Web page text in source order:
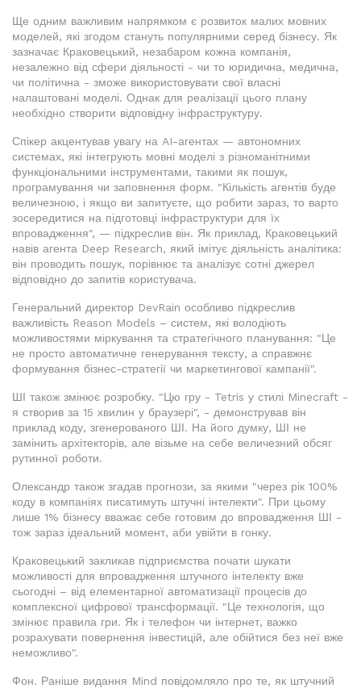
Ще одним важливим напрямком є розвиток малих мовних
моделей, які згодом стануть популярними серед бізнесу. Як
зазначає Краковецький, незабаром кожна компанія,
незалежно від сфери діяльності - чи то юридична, медична,
чи політична - зможе використовувати свої власні
налаштовані моделі. Однак для реалізації цього плану
необхідно створити відповідну інфраструктуру.
Спікер акцентував увагу на AI-агентах — автономних
системах, які інтегрують мовні моделі з різноманітними
функціональними інструментами, такими як пошук,
програмування чи заповнення форм. "Кількість агентів буде
величезною, і якщо ви запитуєте, що робити зараз, то варто
зосередитися на підготовці інфраструктури для їх
впровадження", — підкреслив він. Як приклад, Краковецький
навів агента Deep Research, який імітує діяльність аналітика:
він проводить пошук, порівнює та аналізує сотні джерел
відповідно до запитів користувача.
Генеральний директор DevRain особливо підкреслив
важливість Reason Models – систем, які володіють
можливостями міркування та стратегічного планування: "Це
не просто автоматичне генерування тексту, а справжнє
формування бізнес-стратегії чи маркетингової кампанії".
ШІ також змінює розробку. "Цю гру - Tetris у стилі Minecraft -
я створив за 15 хвилин у браузері", - демонстрував він
приклад коду, згенерованого ШІ. На його думку, ШІ не
замінить архітекторів, але візьме на себе величезний обсяг
рутинної роботи.
Олександр також згадав прогнози, за якими "через рік 100%
коду в компаніях писатимуть штучні інтелекти". При цьому
лише 1% бізнесу вважає себе готовим до впровадження ШІ -
тож зараз ідеальний момент, аби увійти в гонку.
Краковецький закликав підприємства почати шукати
можливості для впровадження штучного інтелекту вже
сьогодні – від елементарної автоматизації процесів до
комплексної цифрової трансформації. "Це технологія, що
змінює правила гри. Як і телефон чи інтернет, важко
розрахувати повернення інвестицій, але обійтися без неї вже
неможливо".
Фон. Раніше видання Mind повідомляло про те, як штучний